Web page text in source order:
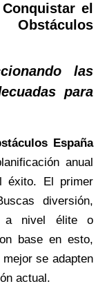
el
las
para
España
anual
éxito. El primer
diversión,
a nivel élite o
base en esto,
se adapten
actual.